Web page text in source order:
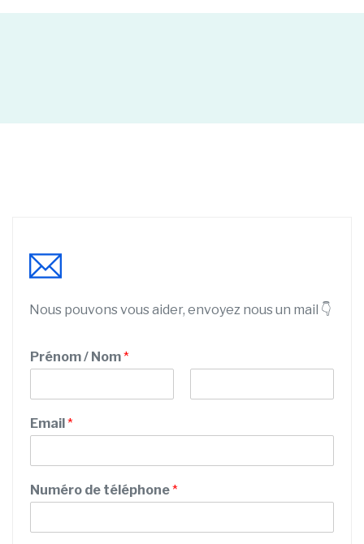
Nous pouvons vous aider, envoyez nous un mail 👇
Prénom / Nom*
r
é
m
Email*
Numéro de téléphone*